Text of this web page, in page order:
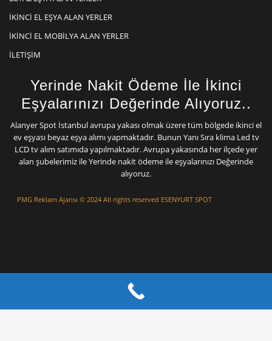
İKINCI EL EŞYA ALAN YERLER
İKINCI EL MOBILYA ALAN YERLER
İLETIŞIM
Yerinde Nakit Ödeme İle İkinci
Eşyalarınızı Değerinde Alıyoruz..
Alanyer Spot İstanbul avrupa yakası olmak üzere tüm bölgede ikinci el
ev eşyası beyaz eşya alımı yapmaktadır. Bunun Yanı Sıra klima Led tv
LCD tv alım satımıda yapılmaktadır. Avrupa yakasında her ilçede yer
alan şubelerimiz ile Yerinde nakit ödeme ile eşyalarınızı Değerinde
alıyoruz.
PMG Reklam Ajansı © 2024 All rights reserved ESENYURT SPOT